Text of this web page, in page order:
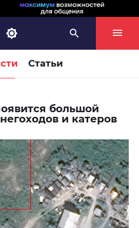
Статьи
большой
и катеров